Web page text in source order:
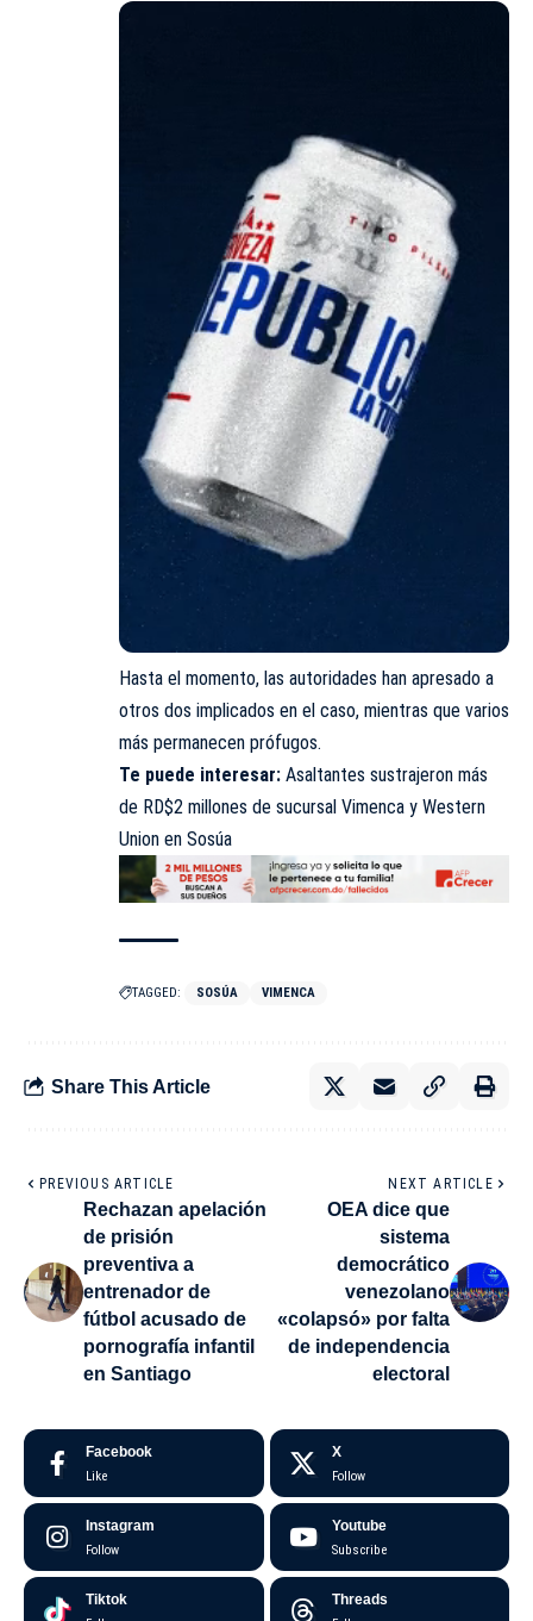
Hasta el momento, las autoridades han apresado a
otros dos implicados en el caso, mientras que varios
más permanecen prófugos.
Te puede interesar: Asaltantes sustrajeron más
de RD$2 millones de sucursal Vimenca y Western
Union en Sosúa
TAGGED: SOSÚA VIMENCA
Share This Article
PREVIOUS ARTICLE
Rechazan apelación
de prisión
preventiva a
entrenador de
fútbol acusado de
pornografía infantil
en Santiago
NEXT ARTICLE
OEA dice que
sistema
democrático
venezolano
«colapsó» por falta
de independencia
electoral
Facebook
Like
X
Follow
Instagram
Follow
Youtube
Subscribe
Tiktok Threads